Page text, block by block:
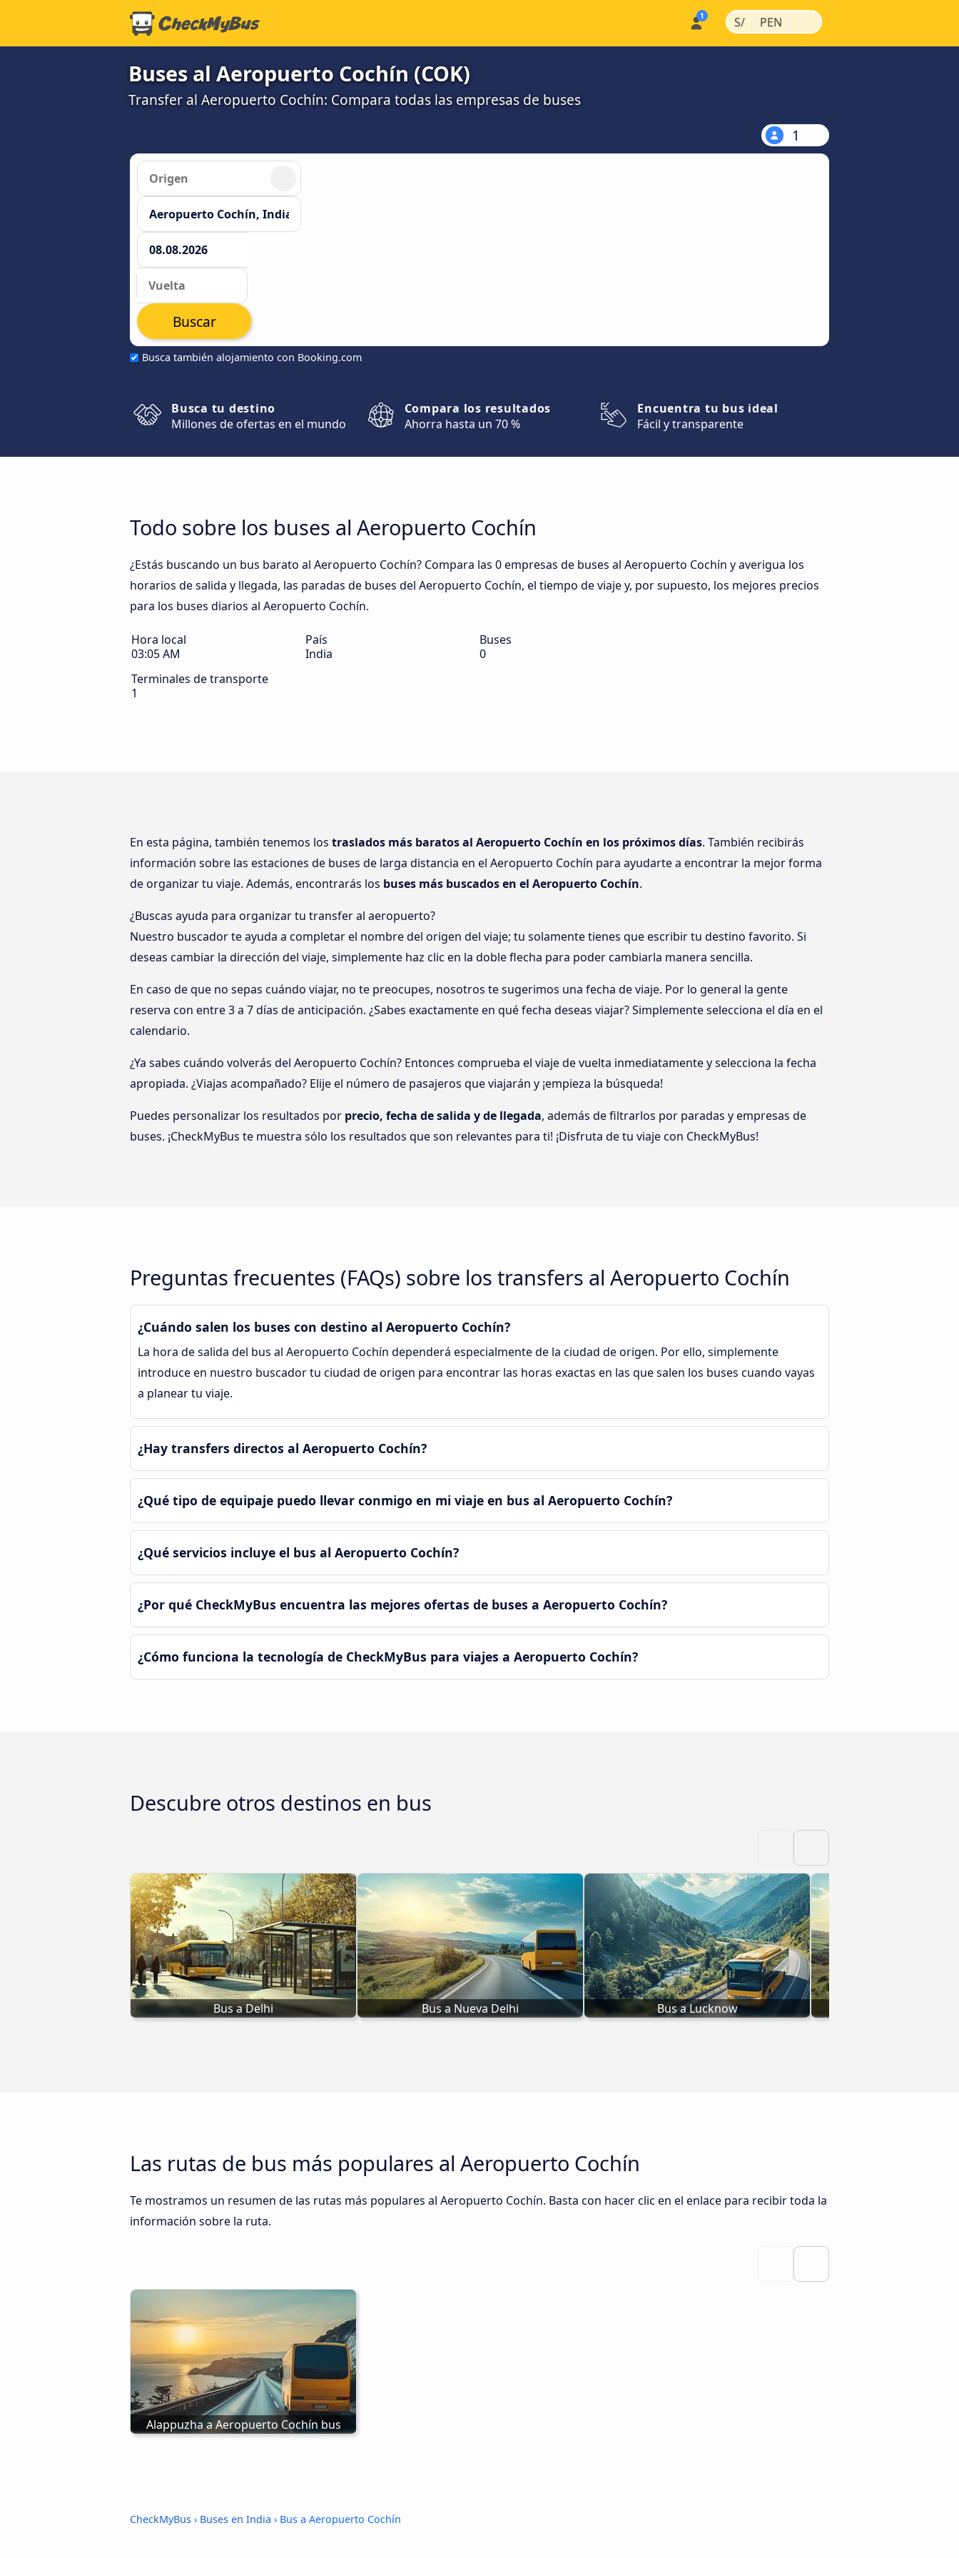
S/ | PEN |
Buses al Aeropuerto Cochín (COK)
Transfer al Aeropuerto Cochín: Compara todas las empresas de buses
1
Busca también alojamiento con Booking.com
Buscar
Busca tu destino
Millones de ofertas en el mundo
Compara los resultados
Ahorra hasta un 70 %
Encuentra tu bus ideal
Fácil y transparente
Todo sobre los buses al Aeropuerto Cochín
¿Estás buscando un bus barato al Aeropuerto Cochín? Compara las 0 empresas de buses al Aeropuerto Cochín y averigua los
horarios de salida y llegada, las paradas de buses del Aeropuerto Cochín, el tiempo de viaje y, por supuesto, los mejores precios
para los buses diarios al Aeropuerto Cochín.
Hora local
03:05 AM
País
India
Buses
0
Terminales de transporte
1
En esta página, también tenemos los traslados más baratos al Aeropuerto Cochín en los próximos días. También recibirás
información sobre las estaciones de buses de larga distancia en el Aeropuerto Cochín para ayudarte a encontrar la mejor forma
de organizar tu viaje. Además, encontrarás los buses más buscados en el Aeropuerto Cochín.
¿Buscas ayuda para organizar tu transfer al aeropuerto?
Nuestro buscador te ayuda a completar el nombre del origen del viaje; tu solamente tienes que escribir tu destino favorito. Si
deseas cambiar la dirección del viaje, simplemente haz clic en la doble flecha para poder cambiarla manera sencilla.
En caso de que no sepas cuándo viajar, no te preocupes, nosotros te sugerimos una fecha de viaje. Por lo general la gente
reserva con entre 3 a 7 días de anticipación. ¿Sabes exactamente en qué fecha deseas viajar? Simplemente selecciona el día en el
calendario.
¿Ya sabes cuándo volverás del Aeropuerto Cochín? Entonces comprueba el viaje de vuelta inmediatamente y selecciona la fecha
apropiada. ¿Viajas acompañado? Elije el número de pasajeros que viajarán y ¡empieza la búsqueda!
Puedes personalizar los resultados por precio, fecha de salida y de llegada, además de filtrarlos por paradas y empresas de
buses. ¡CheckMyBus te muestra sólo los resultados que son relevantes para ti! ¡Disfruta de tu viaje con CheckMyBus!
Preguntas frecuentes (FAQs) sobre los transfers al Aeropuerto Cochín
¿Cuándo salen los buses con destino al Aeropuerto Cochín?
La hora de salida del bus al Aeropuerto Cochín dependerá especialmente de la ciudad de origen. Por ello, simplemente
introduce en nuestro buscador tu ciudad de origen para encontrar las horas exactas en las que salen los buses cuando vayas
a planear tu viaje.
¿Hay transfers directos al Aeropuerto Cochín?
¿Qué tipo de equipaje puedo llevar conmigo en mi viaje en bus al Aeropuerto Cochín?
¿Qué servicios incluye el bus al Aeropuerto Cochín?
¿Por qué CheckMyBus encuentra las mejores ofertas de buses a Aeropuerto Cochín?
¿Cómo funciona la tecnología de CheckMyBus para viajes a Aeropuerto Cochín?
Descubre otros destinos en bus
Bus a Delhi Bus a Nueva Delhi Bus a Lucknow
Las rutas de bus más populares al Aeropuerto Cochín
Te mostramos un resumen de las rutas más populares al Aeropuerto Cochín. Basta con hacer clic en el enlace para recibir toda la
información sobre la ruta.
Alappuzha a Aeropuerto Cochín bus
CheckMyBus › Buses en India › Bus a Aeropuerto Cochín